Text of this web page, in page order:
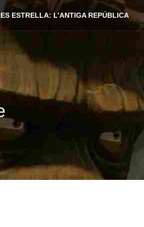
ESTRELLA: L’ANTIGA REPÚBLICA